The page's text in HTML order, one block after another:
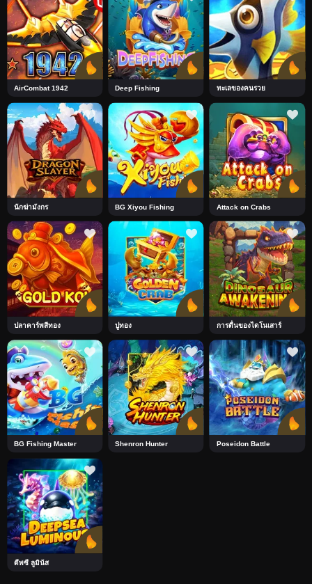
AirCombat 1942 Deep Fishing ทะเลของคนรวย
นักฆ่ามังกร BG Xiyou Fishing Attack on Crabs
ปลาคาร์พสีทอง ปูทอง การตื่นของไดโนเสาร์
BG Fishing Master Shenron Hunter Poseidon Battle
ดีพซี ลูมินัส